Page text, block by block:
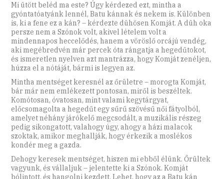
Mi ütött beléd ma este? Úgy kérdezed ezt, mintha a
gyóntatóatyánk lennél, Batu kánnak és nekem is. Különben
is, ki a fene ez a kán? – kérdezte dühösen Komját. A düh oka
persze nem a Szónok volt, akivel lételem volt a
mindennapos heccelődés, hanem a vöröslő orcájú vendég,
aki megébredvén már percek óta rángatja a hegedűtokot,
és ismeretlen nyelven azt mantrázza, hogy Komját zenéljen,
húzza el a nótáját, bármi is legyen az.
Mintha mentséget keresnél az őrületre – morogta Komját,
bár már nem emlékezett pontosan, miről is beszéltek.
Komótosan, óvatosan, mint valami kegytárgyat,
előcsomagolta a hegedűt egy sűrű szövésű női fátyolból,
amelyet néhány járókelő megcsodált, a muzikális részeg
pedig sikongatott, valahogy úgy, ahogy a házi malacok
szoktak, amikor meghallják, hogy érkezik a moslékos
kondér meg a gazda.
Dehogy keresek mentséget, hiszen mi ebből élünk. Őrültek
vagyunk, és vállaljuk – jelentette ki a Szónok. Komját
bólintott, és hangolni kezdett. Lehet, hogy az a Batu kán